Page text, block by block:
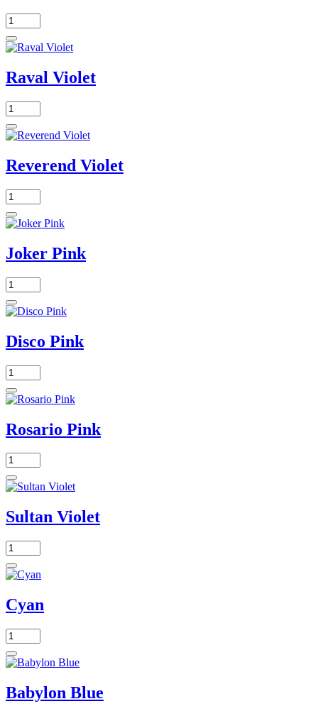
Raval Violet
Reverend Violet
Joker Pink
Disco Pink
Rosario Pink
Sultan Violet
Cyan
Babylon Blue